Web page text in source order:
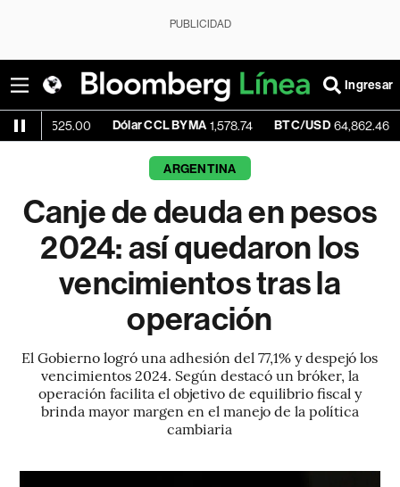
PUBLICIDAD
Ingresar
Dólar CCL BYMA 1,578.74 BTC/USD 64,862.46 -0.11%
ARGENTINA
Canje de deuda en pesos
2024: así quedaron los
vencimientos tras la
operación
El Gobierno logró una adhesión del 77,1% y despejó los
vencimientos 2024. Según destacó un bróker, la
operación facilita el objetivo de equilibrio fiscal y
brinda mayor margen en el manejo de la política
cambiaria